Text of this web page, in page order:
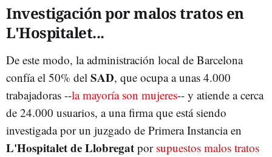
Investigación por malos tratos en
L'Hospitalet...
De este modo, la administración local de Barcelona
confía el 50% del SAD, que ocupa a unas 4.000
trabajadoras --la mayoría son mujeres-- y atiende a cerca
de 24.000 usuarios, a una firma que está siendo
investigada por un juzgado de Primera Instancia en
L'Hospitalet de Llobregat por supuestos malos tratos